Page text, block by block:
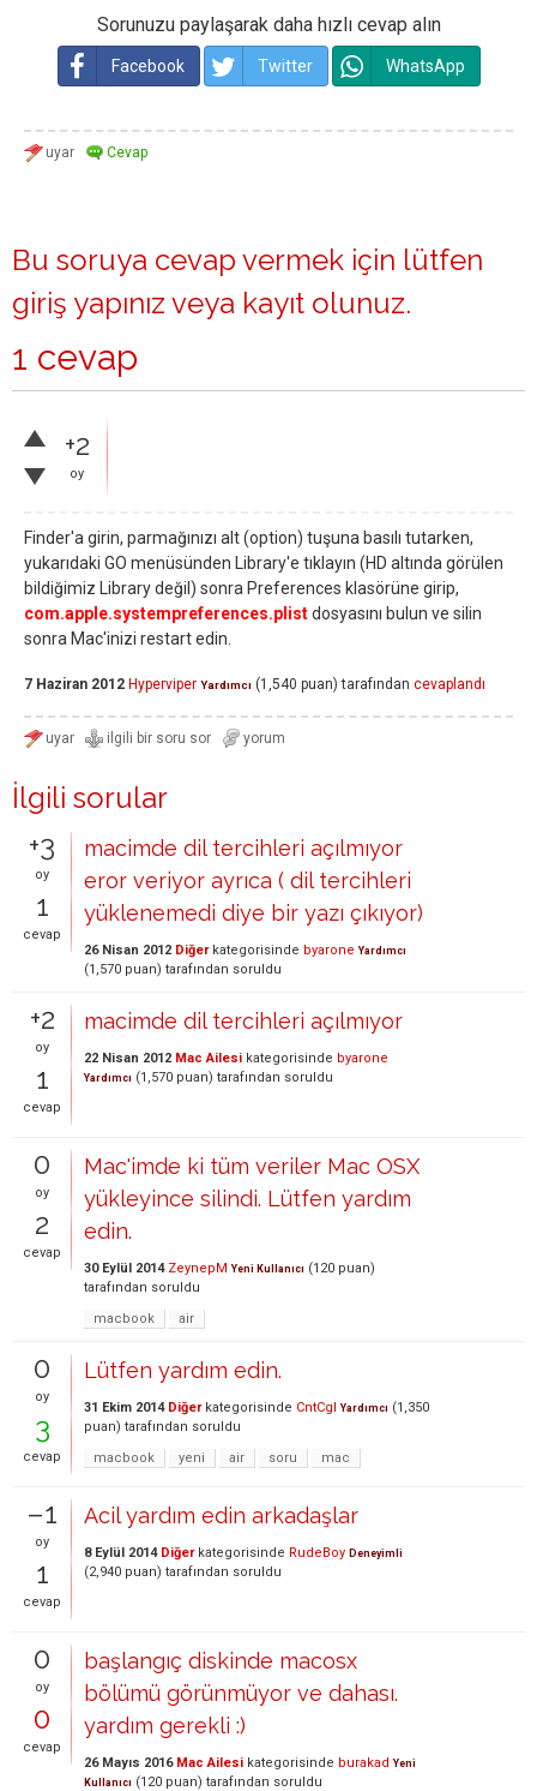
Sorunuzu paylaşarak daha hızlı cevap alın
Facebook Twitter WhatsApp
Bu soruya cevap vermek için lütfen
giriş yapınız veya kayıt olunuz.
1 cevap
+2
oy
Finder'a girin, parmağınızı alt (option) tuşuna basılı tutarken,
yukarıdaki GO menüsünden Library'e tıklayın (HD altında görülen
bildiğimiz Library değil) sonra Preferences klasörüne girip,
com.apple.systempreferences.plistdosyasını bulun ve silin
sonra Mac'inizi restart edin.
7 Haziran 2012 Hyperviper Yardımcı (1,540 puan) tarafından cevaplandı
İlgili sorular
+3
oy
1
cevap
macimde dil tercihleri açılmıyor
eror veriyor ayrıca ( dil tercihleri
yüklenemedi diye bir yazı çıkıyor)
26 Nisan 2012 Diğerkategorisinde byarone Yardımcı
(1,570 puan) tarafından soruldu
+2
oy
1
cevap
macimde dil tercihleri açılmıyor
22 Nisan 2012 Mac Ailesi kategorisinde byarone
Yardımcı (1,570 puan) tarafından soruldu
0
oy
2
cevap
Mac'imde ki tüm veriler Mac OSX
yükleyince silindi. Lütfen yardım
edin.
30 Eylül 2014 ZeynepM Yeni Kullanıcı (120 puan)
tarafından soruldu
macbook
air
0
oy
3
cevap
Lütfen yardım edin.
31 Ekim 2014 Diğerkategorisinde CntCgl Yardımcı (1,350
puan) tarafından soruldu
macbook
yeni air soru mac
–1
oy
1
cevap
Acil yardım edin arkadaşlar
8 Eylül 2014 Diğerkategorisinde RudeBoy Deneyimli
(2,940 puan) tarafından soruldu
0
oy
0
cevap
başlangıç diskinde macosx
bölümü görünmüyor ve dahası.
yardım gerekli :)
26 Mayıs 2016 Mac Ailesi kategorisinde burakad Yeni
Kullanıcı (120 puan) tarafından soruldu